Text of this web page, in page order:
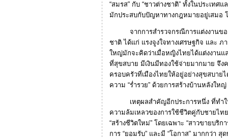
“สมรส” กับ “ชาวต่างชาติ” ทั้งในประเทศ
มักประสบกับปัญหาทางกฎหมายอยู่เสมอ
จากการสำรวจกรณีการแต่งงานของ
ชาติ ได้แก่ แรงจูงใจทางเศรษฐกิจ และ
ใหญ่มักจะคิดว่าเมื่อหญิงไทยได้แต่งงานแ
ที่สุขสบาย มีเงินมีทองใช้จ่ายมากมาย จึง
ครอบครัวที่เมืองไทยให้อยู่อย่างสุขสบา
ความ “ร่ำรวย” ด้วยการสร้างบ้านหลังให
เหตุผลสำคัญอีกประการหนึ่ง ที่ทำให้
ความล้มเหลวของการใช้ชีวิตคู่กับชายไท
“สร้างชีวิตใหม่” โดยเฉพาะ “สาวขายบริ
การ “ยอมรับ” และมี “โอกาส” มากกว่า สุ